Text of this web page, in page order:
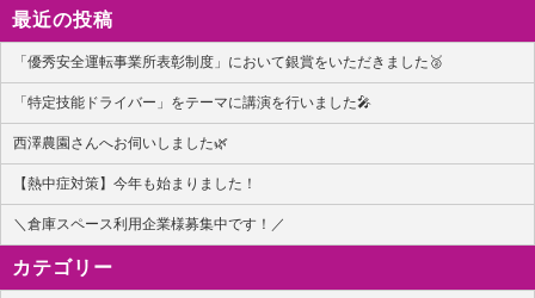
最近の投稿
「優秀安全運転事業所表彰制度」において銀賞をいただきました🥈
「特定技能ドライバー」をテーマに講演を行いました🎤
西澤農園さんへお伺いしました🌿
【熱中症対策】今年も始まりました！
＼倉庫スペース利用企業様募集中です！／
カテゴリー